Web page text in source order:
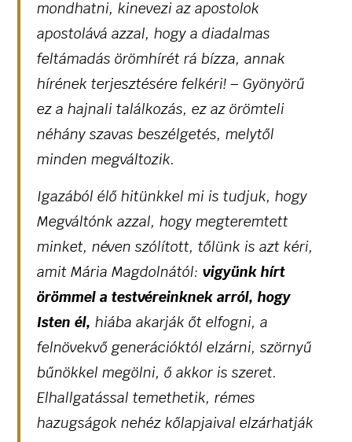
mondhatni, kinevezi az apostolok
apostolává azzal, hogy a diadalmas
feltámadás örömhírét rá bízza, annak
hírének terjesztésére felkéri! – Gyönyörű
ez a hajnali találkozás, ez az örömteli
néhány szavas beszélgetés, melytől
minden megváltozik.
Igazából élő hitünkkel mi is tudjuk, hogy
Megváltónk azzal, hogy megteremtett
minket, néven szólított, tőlünk is azt kéri,
amit Mária Magdolnától: vigyünk hírt
örömmel a testvéreinknek arról, hogy
Isten él, hiába akarják őt elfogni, a
felnövekvő generációktól elzárni, szörnyű
bűnökkel megölni, ő akkor is szeret.
Elhallgatással temethetik, rémes
hazugságok nehéz kőlapjaival elzárhatják